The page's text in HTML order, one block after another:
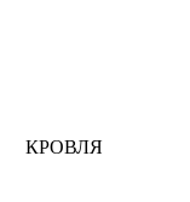
КРОВЛЯ